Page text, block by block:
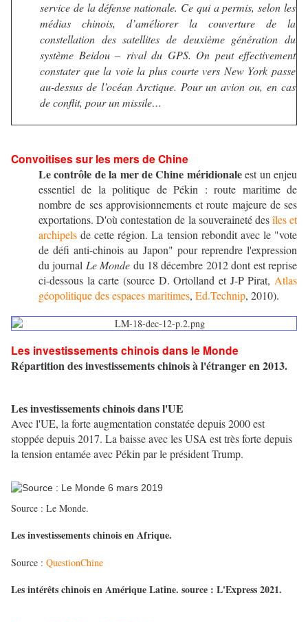
service de la défense nationale. Ce qui a permis, selon les
médias chinois, d’améliorer la couverture de la
constellation des satellites de deuxième génération du
système Beidou – rival du GPS. On peut effectivement
constater que la voie la plus courte vers New York passe
au-dessus de l’océan Arctique. Pour un avion ou, en cas
de conflit, pour un missile…
Convoitises sur les mers de Chine
Le contrôle de la mer de Chine méridionaleest un enjeu
essentiel de la politique de Pékin : route maritime de
nombre de ses approvisionnements et route majeure de ses
exportations. D'où contestation de la souveraineté desîles et
archipels de cette région. La tension rebondit avec le "vote
de défi anti-chinois au Japon" pour reprendre l'expression
du journal Le Monde du 18 décembre 2012 dont est reprise
ci-dessous la carte (source D. Ortolland et J-P Pirat, Atlas
géopolitique des espaces maritimes, Ed.Technip, 2010).
Les investissements chinois dans le Monde
Répartition des investissements chinois à l'étranger en 2013.
Les investissements chinois dans l'UE
Avec l'UE, la forte augmentation constatée depuis 2000 est
stoppée depuis 2017. La baisse avec les USA est très forte depuis
la tension entamée avec Pékin par le président Trump.
Source : Le Monde.
Les investissements chinois en Afrique.
Source : QuestionChine
Les intérêts chinois en Amérique Latine. source : L'Express 2021.